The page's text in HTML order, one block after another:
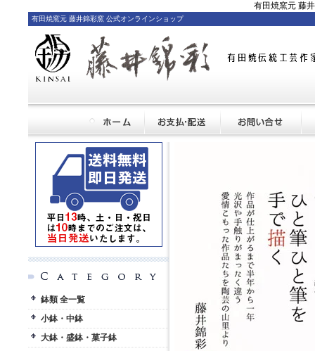
有田焼窯元 藤
有田焼窯元 藤井錦彩窯 公式オンラインショップ
鉢類 全一覧
小鉢・中鉢
大鉢・盛鉢・菓子鉢